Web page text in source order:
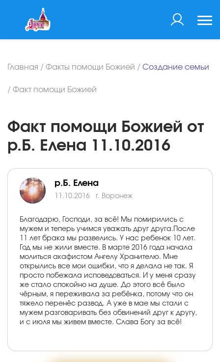
Главная / Факты помощи Божией / Создание семьи
/ Факт помощи Божией
Факт помощи Божией от
р.Б. Елена 11.10.2016
р.Б. Елена
11.10.2016 г. Воронеж
Благодарю, Господи, за всё! Мы помирились с
мужем и теперь учимся уважать друг друга.После
11 лет брака мы развелись. У нас ребенок 10 лет.
Год мы не жили вместе. В марте 2016 года начала
молиться акафистом Ангелу Хранителю. Мне
открылись все мои ошибки, что я делала не так. Я
просто побежала исповедоваться. И у меня сразу
же стало спокойно на душе. До этого всё было
чёрным, я переживала за ребёнка, потому что он
тяжело перенёс развод. А уже в мае мы стали с
мужем разговаривать без обвинений друг к другу,
и с июля мы живем вместе. Слава Богу за всё!